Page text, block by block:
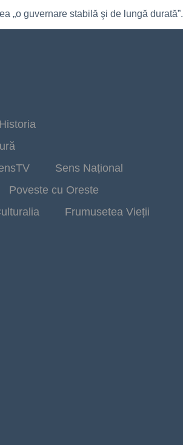
„o guvernare stabilă şi de lungă durată”.
Sens Național
Poveste cu Oreste
Frumusetea Vieții